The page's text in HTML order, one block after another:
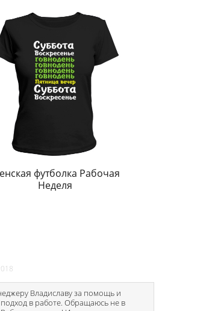
футболка Рабочая
Неделя
Владиславу за помощь и
в работе. Обращаюсь не в